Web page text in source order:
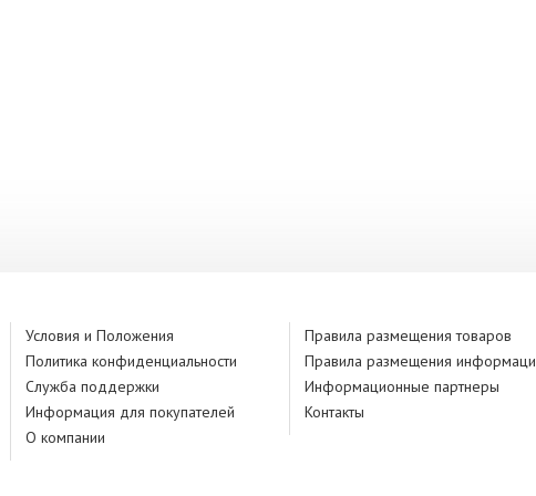
Условия и Положения
Политика конфиденциальности
Служба поддержки
Информация для покупателей
О компании
Правила размещения товаров
Правила размещения
Информационные партнеры
Контакты